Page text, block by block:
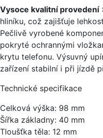
Vysoce kvalitní provedení
hliníku, což zajišťuje
Pečlivě vyrobené
pokryté ochrannými
krytu telefonu. Výsuvný
zařízení stabilní i při jízdě
Technické specifikace
Celková výška: 98 mm
Šířka základny: 40 mm
Tloušťka těla: 12 mm